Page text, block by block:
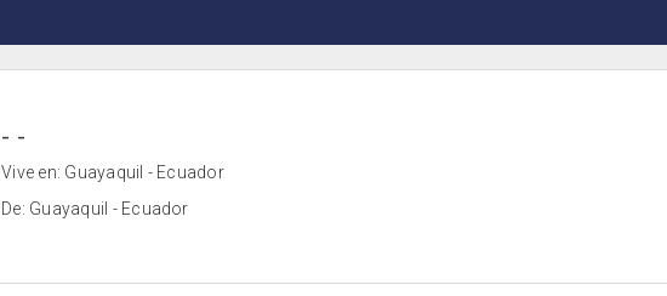
- -
Vive en: Guayaquil - Ecuador
De: Guayaquil - Ecuador